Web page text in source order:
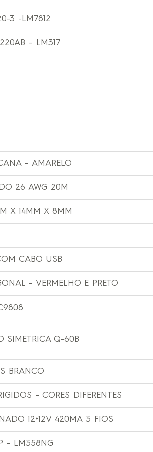
3 -LM7812
– LM317
– AMARELO
26 AWG 20M
X 14MM X 8MM
CABO USB
– VERMELHO E PRETO
SIMETRICA Q-60B
BRANCO
– CORES DIFERENTES
12+12V 420MA 3 FIOS
– LM358NG